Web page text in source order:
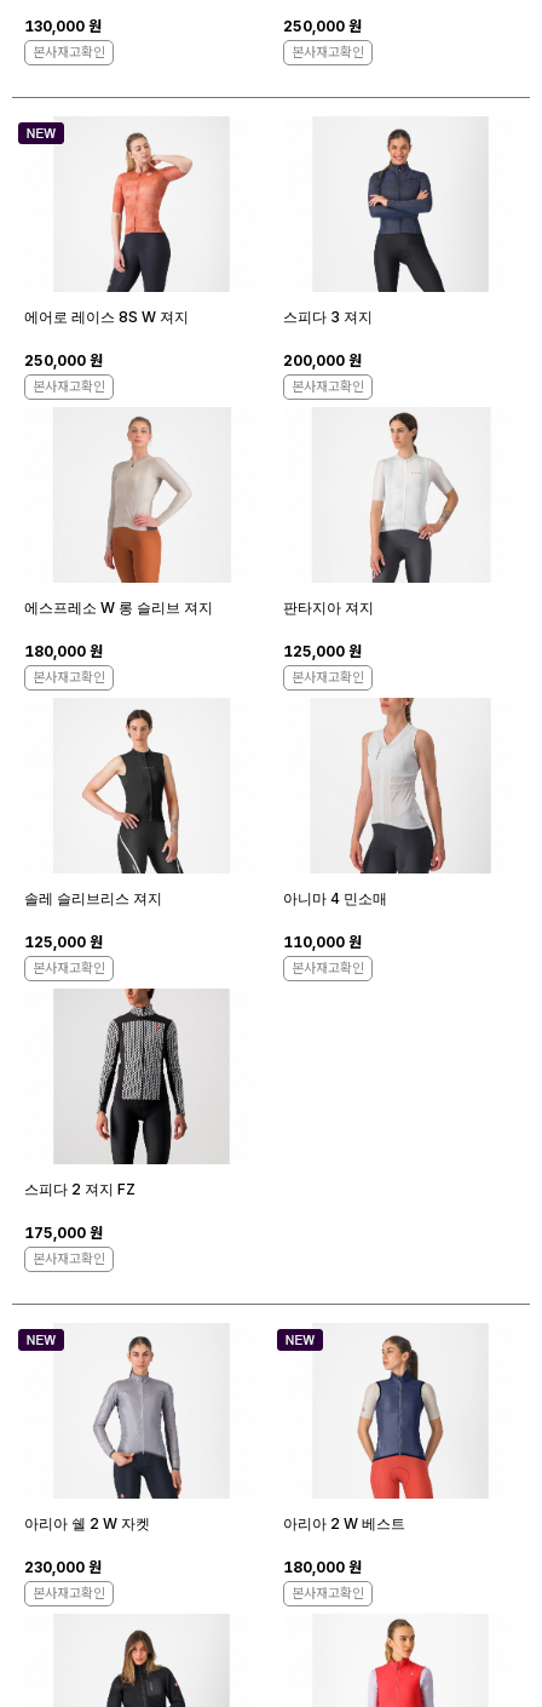
130,000 원
본사재고확인
250,000 원
본사재고확인
에어로 레이스 8S W 져지
250,000 원
본사재고확인
스피다 3 져지
200,000 원
본사재고확인
에스프레소 W 롱 슬리브 져지
180,000 원
본사재고확인
판타지아 져지
125,000 원
본사재고확인
솔레 슬리브리스 져지
125,000 원
본사재고확인
아니마 4 민소매
110,000 원
본사재고확인
스피다 2 져지 FZ
175,000 원
본사재고확인
아리아 쉘 2 W 자켓
230,000 원
본사재고확인
아리아 2 W 베스트
180,000 원
본사재고확인